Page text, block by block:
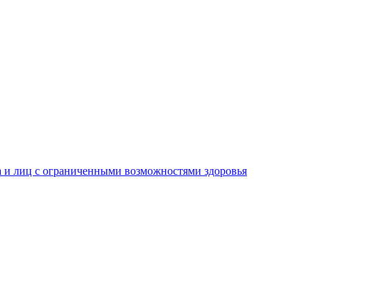
и лиц с ограниченными возможностями здоровья